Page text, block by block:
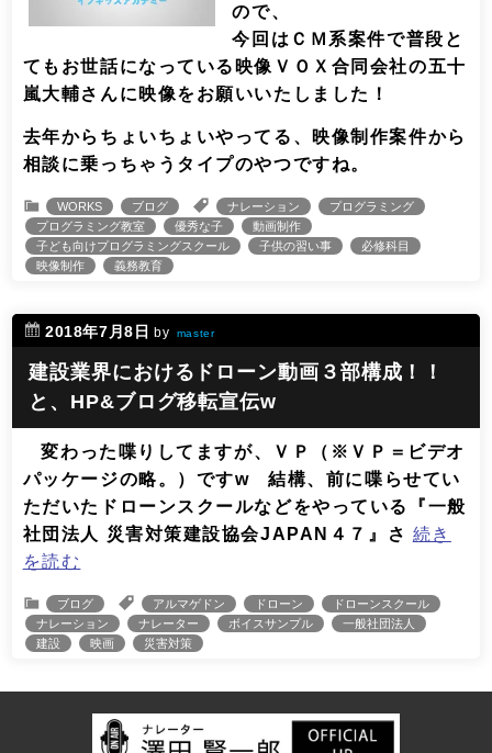
ので、
今回はＣＭ系案件で普段と
てもお世話になっている映像ＶＯＸ合同会社の五十
嵐大輔さんに映像をお願いいたしました！
去年からちょいちょいやってる、映像制作案件から
相談に乗っちゃうタイプのやつですね。
WORKS ブログ ナレーション
プログラミング
プログラミング教室
優秀な子
動画制作
子ども向けプログラミングスクール
子供の習い事
必修科目
映像制作
義務教育
2018年7月8日 by master
建設業界におけるドローン動画３部構成！！
と、HP&ブログ移転宣伝w
変わった喋りしてますが、ＶＰ（※ＶＰ＝ビデオ
パッケージの略。）ですw 結構、前に喋らせてい
ただいたドローンスクールなどをやっている『一般
社団法人 災害対策建設協会JAPAN４７』さ 続き
を読む
ブログ アルマゲドン ドローン
ドローンスクール
ナレーション
ナレーター ボイスサンプル
一般社団法人
建設
映画 災害対策